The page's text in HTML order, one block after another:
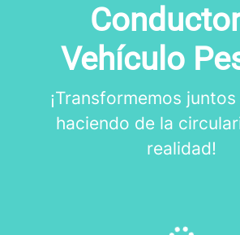
Vehículo
¡Transformemos
haciendo de la
realidad!